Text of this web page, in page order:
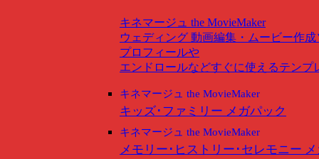
キネマージュ the MovieMaker
ウェディング 動画編集・ムービー作成
プロフィールや
エンドロールなどすぐに使えるテンプ
キネマージュ the MovieMaker
キッズ･ファミリー メガパック
キネマージュ the MovieMaker
メモリー･ヒストリー･セレモニー